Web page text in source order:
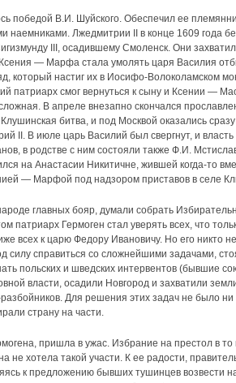
победой В.И. Шуйского. Обеспечил ее
Лжедмитрии II в конце 1609 года
III, осадившему Смоленск. Они
— Марфа стала умолять царя Василия
который настиг их в Иосифо-Волоколамском
патриарх смог вернуться к сыну и Ксении —
В апреле внезапно скончался
битва, и под Москвой оказались
II. В июле царь Василий был свергнут, и
в родстве с ним состояли также Ф.И.
на Анастасии Никитичне, жившей когда-то
— Марфой под надзором приставов в селе
главных бояр, думали собрать
патриарх Гермоген стал уверять всех, что
всех к царю Федору Ивановичу. Но его никто
силу справиться со сложнейшими задачами,
польских и шведских интервентов (бывшие
власти, осадили Новгород и захватили
Для решения этих задач не было
страну на части.
пришла в ужас. Избрание на престол в
не хотела такой участи. К ее радости,
к предложению бывших тушинцев возвести